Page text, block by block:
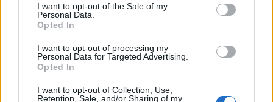
I want to opt-out of the Sale of my
Personal Data.
Opted In
I want to opt-out of processing my
Personal Data for Targeted Advertising.
Opted In
I want to opt-out of Collection, Use,
Retention, Sale, and/or Sharing of my